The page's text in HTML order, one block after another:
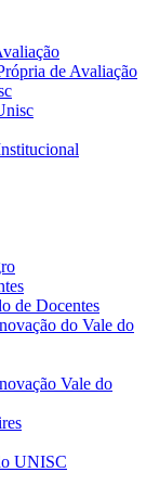
de Avaliação
de Docentes
do Vale do
Vale do
UNISC